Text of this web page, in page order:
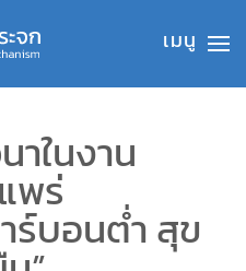
าในงาน
พร่
ร์บอนต่ำ สุข